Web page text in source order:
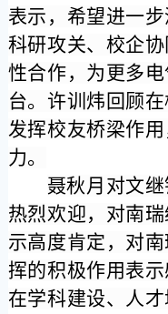
表示，希望进一
科研攻关、校企
性合作，为更多
台。许训炜回顾
发挥校友桥梁作
力。
聂秋月对文
热烈欢迎，对南
示高度肯定，对
挥的积极作用表
在学科建设、人